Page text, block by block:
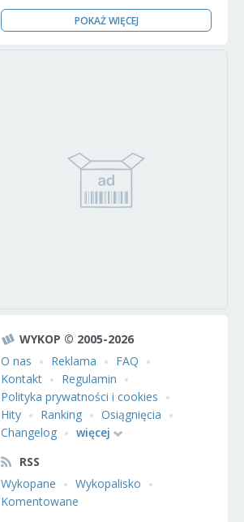
POKAŻ WIĘCEJ
WYKOP © 2005-2026
O nas
Reklama
FAQ
Kontakt
Regulamin
Polityka prywatności i cookies
Hity
Ranking
Osiągnięcia
Changelog
więcej
RSS
Wykopane
Wykopalisko
Komentowane